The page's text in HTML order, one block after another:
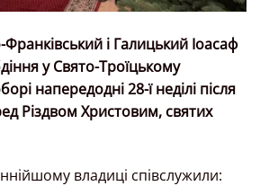
і Галицький Іоасаф
у Свято-Троїцькому
напередодні 28-ї неділі після
Різдвом Христовим, святих
владиці співслужили: